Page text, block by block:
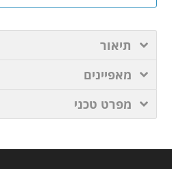
תיאור
מאפיינים
מפרט טכני